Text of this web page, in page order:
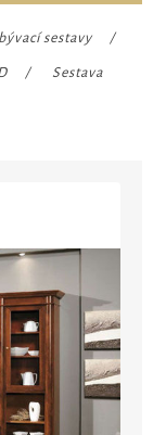
sestavy /
/ Sestava